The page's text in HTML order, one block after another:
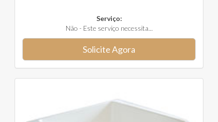
Serviço:
Não - Este serviço necessita...
Solicite Agora